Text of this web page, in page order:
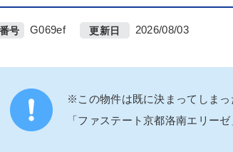
号 G069ef 更新日 2026/08/03
※この物件は既に決まってしまっ
「ファステート京都洛南エリー